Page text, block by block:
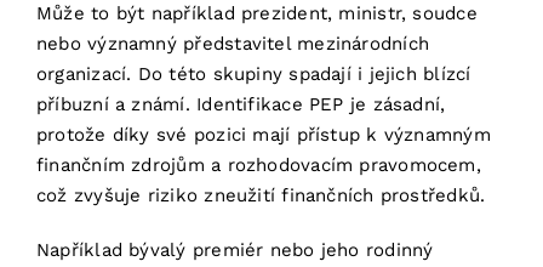
Může to být například prezident, ministr, soudce
nebo významný představitel mezinárodních
organizací. Do této skupiny spadají i jejich blízcí
příbuzní a známí. Identifikace PEP je zásadní,
protože díky své pozici mají přístup k významným
finančním zdrojům a rozhodovacím pravomocem,
což zvyšuje riziko zneužití finančních prostředků.
Například bývalý premiér nebo jeho rodinný